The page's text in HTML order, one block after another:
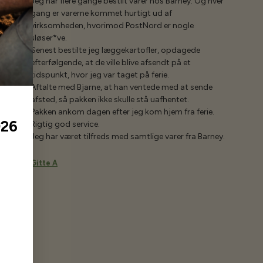
gang er varerne kommet hurtigt ud af
virksomheden, hvorimod PostNord er nogle
sløser*ve.
Senest bestilte jeg læggekartofler, opdagede
efterfølgende, at de ville blive afsendt på et
tidspunkt, hvor jeg var taget på ferie.
Aftalte med Bjarne, at han ventede med at sende
afsted, så pakken ikke skulle stå uafhentet.
Pakken ankom dagen efter jeg kom hjem fra ferie.
Rigtig god service.
Jeg har været tilfreds med samtlige varer fra Barney.
Gitte A